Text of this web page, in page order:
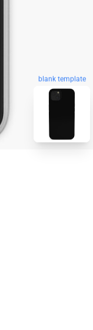
blank template